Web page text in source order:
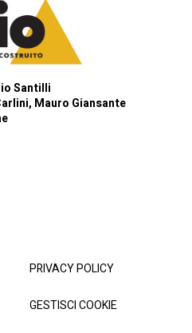
Santilli
Mauro Giansante
PRIVACY POLICY
GESTISCI COOKIE